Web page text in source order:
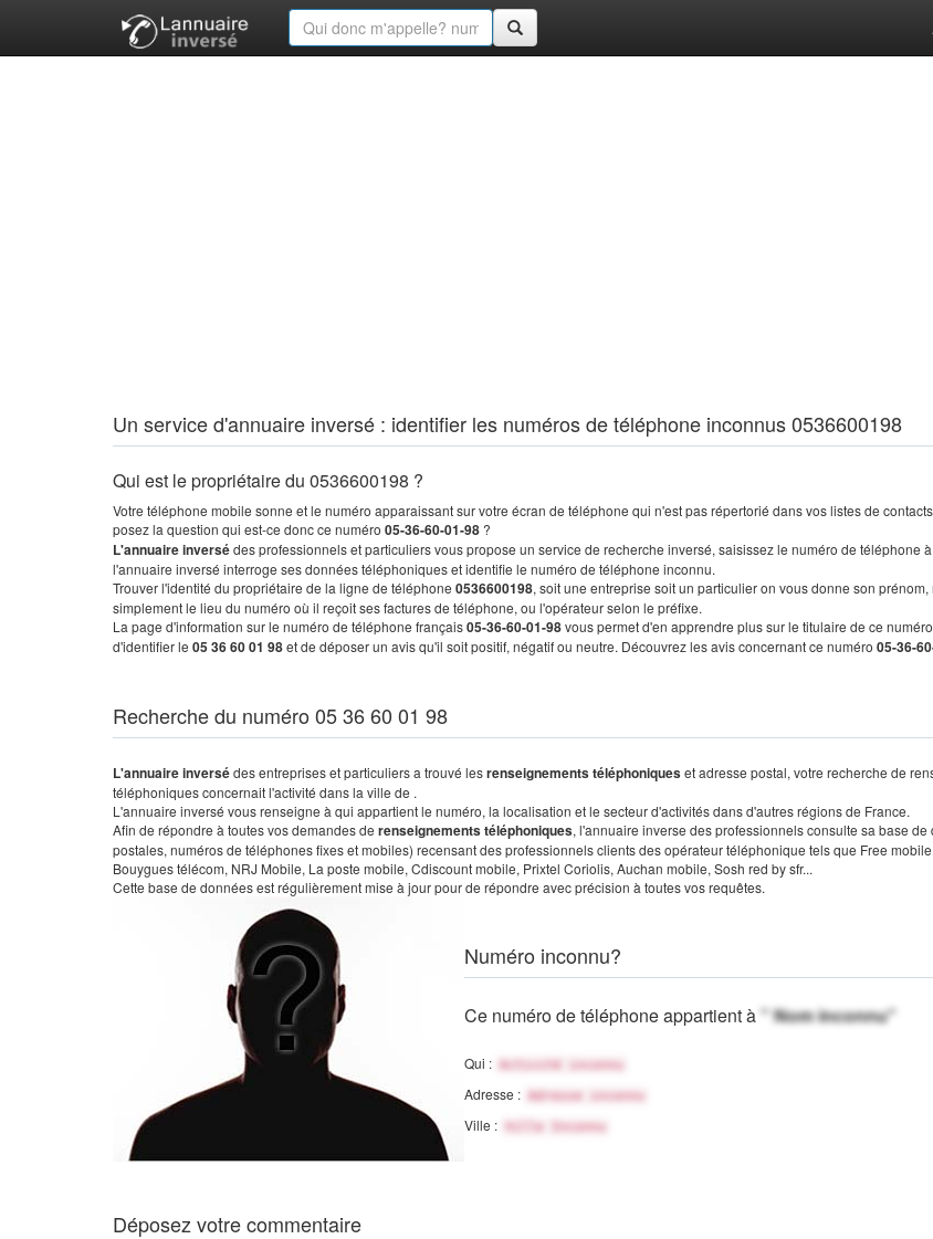
Un service d'annuaire inversé : identifier les numéros de téléphone inconnus 0536600198
Qui est le propriétaire du 0536600198 ?
Votre téléphone mobile sonne et le numéro apparaissant sur votre écran de téléphone qui n'est pas répertorié dans vos listes de
posez la question qui est-ce donc ce numéro 05-36-60-01-98 ?
L'annuaire inversédes professionnels et particuliers vous propose un service de recherche inversé, saisissez le numéro de téléphone
l'annuaire inversé interroge ses données téléphoniques et identifie le numéro de téléphone inconnu.
Trouver l'identité du propriétaire de la ligne de téléphone 0536600198, soit une entreprise soit un particulier on vous donne son prénom,
simplement le lieu du numéro où il reçoit ses factures de téléphone, ou l'opérateur selon le préfixe.
La page d'information sur le numéro de téléphone français05-36-60-01-98vous permet d'en apprendre plus sur le titulaire de ce
d'identifier le 05 36 60 01 98et de déposer un avis qu'il soit positif, négatif ou neutre. Découvrez les avis concernant ce numéro 05-36-
Recherche du numéro 05 36 60 01 98
L'annuaire inversédes entreprises et particuliers a trouvé lesrenseignements téléphoniqueset adresse postal, votre recherche de
téléphoniques concernait l'activité dans la ville de .
L'annuaire inversé vous renseigne à qui appartient le numéro, la localisation et le secteur d'activités dans d'autres régions de France.
Afin de répondre à toutes vos demandes de renseignements téléphoniques, l'annuaire inverse des professionnels consulte sa base
postales, numéros de téléphones fixes et mobiles) recensant des professionnels clients des opérateur téléphonique tels que Free
Bouygues télécom, NRJ Mobile, La poste mobile, Cdiscount mobile, Prixtel Coriolis, Auchan mobile, Sosh red by sfr...
Cette base de données est régulièrement mise à jour pour de répondre avec précision à toutes vos requêtes.
Numéro inconnu?
Ce numéro de téléphone appartient à" Nom inconnu"
Qui : Activité inconnu
Adresse : Adresse inconnu
Ville : Ville Inconnu
Déposez votre commentaire